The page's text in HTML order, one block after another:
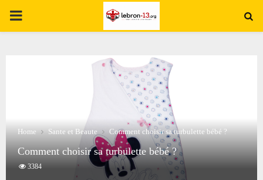
PRIMARY
Home Sante et Beaute Comment choisir sa turbulette bébé ?
Comment choisir sa turbulette bébé ?
3384